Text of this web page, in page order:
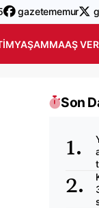
gazetememur
YAŞAMMAAŞ
Son